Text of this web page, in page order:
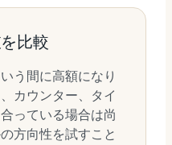
比較
う間に高額になり
カウンター、タイ
っている場合は尚
方向性を試すこと